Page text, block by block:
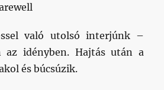
való utolsó interjúnk –
az idényben. Hajtás után a
és búcsúzik.